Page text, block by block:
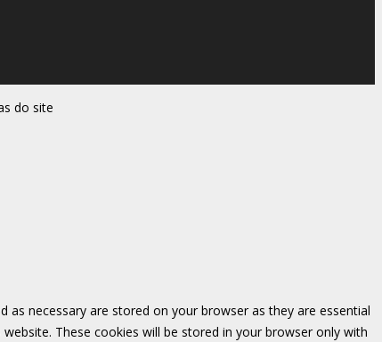
do site
necessary are stored on your browser as they are essential
These cookies will be stored in your browser only with